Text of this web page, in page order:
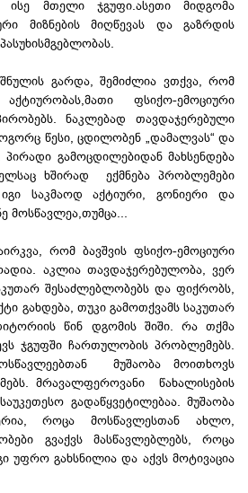
ისე მთელი ჯგუფი.ასეთი მიდგომა
მიზნების მიღწევას და გაზრდის
გარდა, შემიძლია ვთქვა, რომ
ფსიქო-ემოციური
ნაკლებად თავდაჯერებული
წესი, ცდილობენ „დამალვას“ და
გამოცდილებიდან მახსენდება
ხშირად ექმნება პრობლემები
იგი საკმაოდ აქტიური, გონიერი და
მოსწავლეა,თუმცა...
რომ ბავშვის ფსიქო-ემოციური
აკლია თავდაჯერებულობა, ვერ
შესაძლებლობებს და ფიქრობს,
გახდება, თუკი გამოთქვამს საკუთარ
წინ დგომის შიში. რა თქმა
ჯგუფში ჩართულობის პრობლემებს.
მუშაობა მოითხოვს
მრავალფეროვანი წახალისების
გადაწყვეტილებაა. მუშაობა
როცა მოსწავლესთან ახლო,
გვაქვს მასწავლებლებს, როცა
უფრო გახსნილია და აქვს მოტივაცია